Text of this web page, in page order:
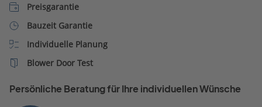
Preisgarantie
Bauzeit Garantie
Individuelle Planung
Blower Door Test
Persönliche Beratung für Ihre individuellen Wünsche